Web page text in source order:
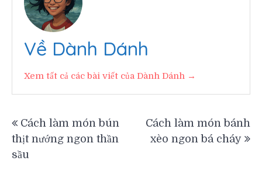
Về Dành Dánh
Xem tất cả các bài viết của Dành Dánh →
Điều
hướng
Cách làm món bún
thịt nướng ngon thần
sầu
Cách làm món bánh
xèo ngon bá cháy